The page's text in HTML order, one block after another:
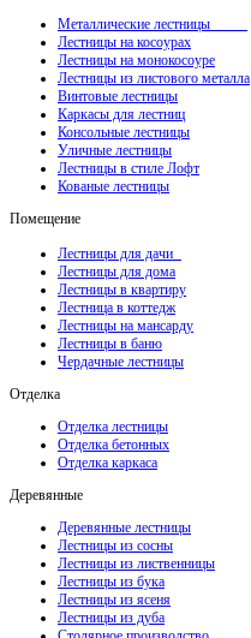
Металлические лестницы
Лестницы на косоурах
Лестницы на монокосоуре
Лестницы из листового металла
Винтовые лестницы
Каркасы для лестниц
Консольные лестницы
Уличные лестницы
Лестницы в стиле Лофт
Кованые лестницы
Помещение
Лестницы для дачи
Лестницы для дома
Лестницы в квартиру
Лестница в коттедж
Лестницы на мансарду
Лестницы в баню
Чердачные лестницы
Отделка
Отделка лестницы
Отделка бетонных
Отделка каркаса
Деревянные
Деревянные лестницы
Лестницы из сосны
Лестницы из лиственницы
Лестницы из бука
Лестницы из ясеня
Лестницы из дуба